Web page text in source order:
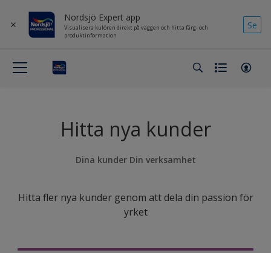
Nordsjö Expert app
Visualisera kulören direkt på väggen och hitta färg- och
produktinformation
Se
Hitta nya kunder
Dina kunder Din verksamhet
Hitta fler nya kunder genom att dela din passion för
yrket